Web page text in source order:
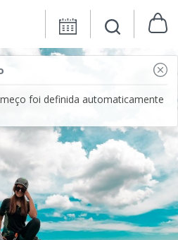
foi definida automaticamente